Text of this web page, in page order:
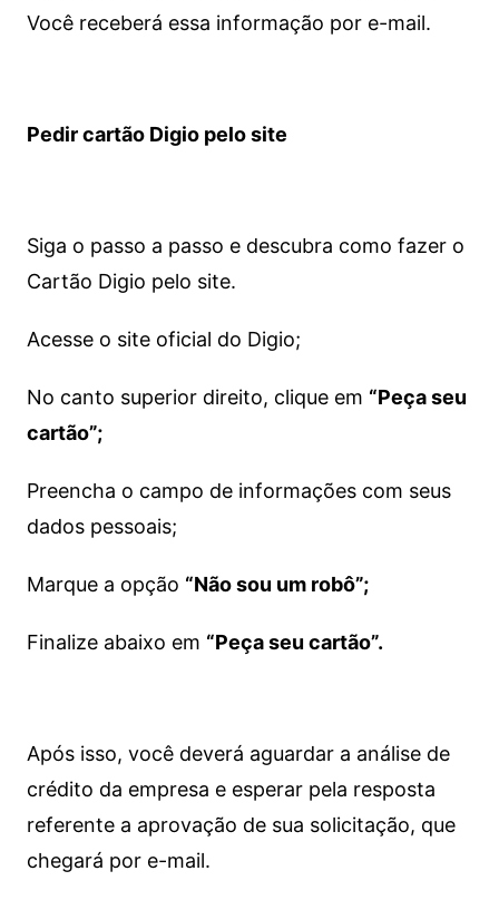
Você receberá essa informação por e-mail.
Pedir cartão Digio pelo site
Siga o passo a passo e descubra como fazer o
Cartão Digio pelo site.
Acesse o site oficial do Digio;
No canto superior direito, clique em “Peça seu
cartão”;
Preencha o campo de informações com seus
dados pessoais;
Marque a opção “Não sou um robô”;
Finalize abaixo em “Peça seu cartão”.
Após isso, você deverá aguardar a análise de
crédito da empresa e esperar pela resposta
referente a aprovação de sua solicitação, que
chegará por e-mail.